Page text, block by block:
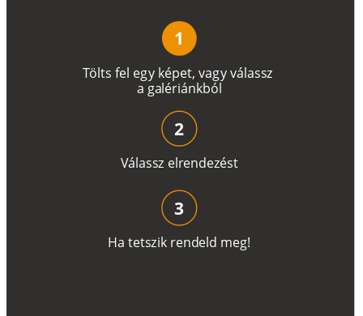
Tölts fel egy képet, vagyválassz
a galériánkból
1
Válassz elrendezést
2
Ha tetszik rendeld meg!
3